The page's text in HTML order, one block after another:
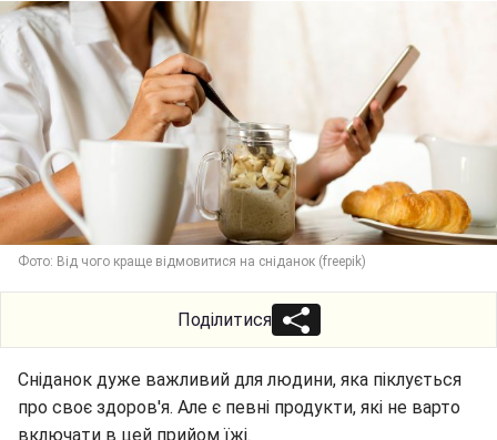
Фото: Від чого краще відмовитися на сніданок (freepik)
Поділитися
Сніданок дуже важливий для людини, яка піклується
про своє здоров'я. Але є певні продукти, які не варто
включати в цей прийом їжі.